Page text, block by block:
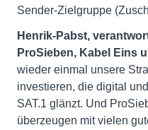
Sender-Zielgruppe
Henrik-Pabst,
ProSieben, Kabel Eins
wieder einmal unsere
investieren, die digital
SAT.1 glänzt. Und
überzeugen mit vielen